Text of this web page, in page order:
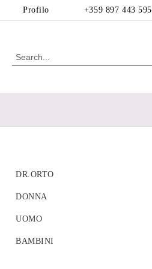
Profilo +359 897 443 595
DR.ORTO
Scarpe ortopediche per calli
DONNA
Scarpe sportive
Sandali
UOMO
Ortopediche
BAMBINI